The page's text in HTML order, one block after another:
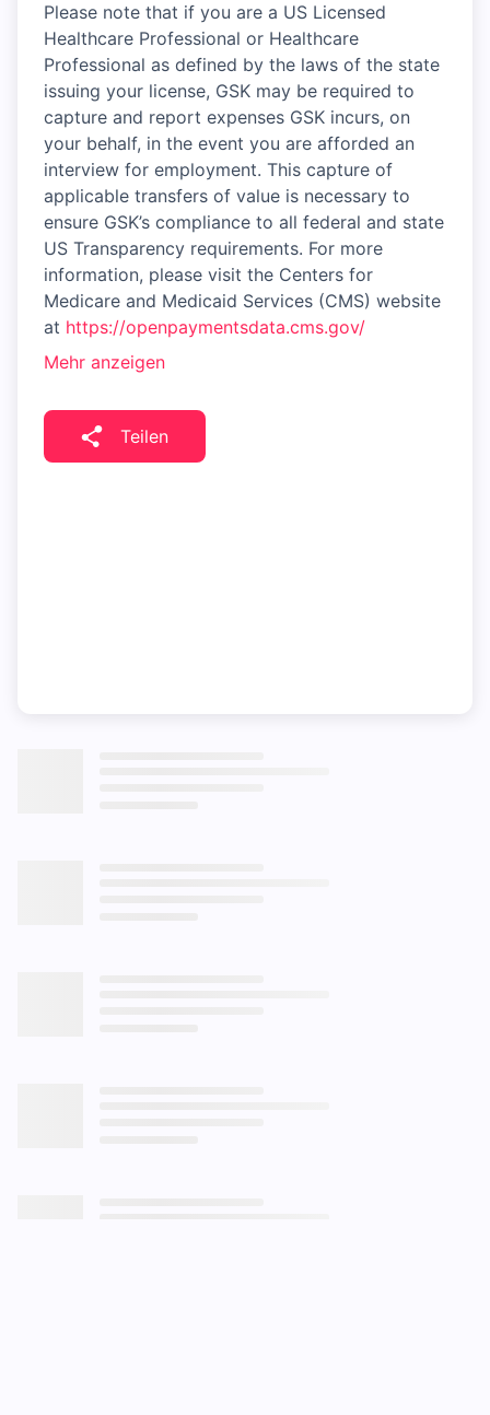
Please note that if you are a US Licensed
Healthcare Professional or Healthcare
Professional as defined by the laws of the state
issuing your license, GSK may be required to
capture and report expenses GSK incurs, on
your behalf, in the event you are afforded an
interview for employment. This capture of
applicable transfers of value is necessary to
ensure GSK’s compliance to all federal and state
US Transparency requirements. For more
information, please visit the Centers for
Medicare and Medicaid Services (CMS) website
at https://openpaymentsdata.cms.gov/
Mehr anzeigen
Teilen